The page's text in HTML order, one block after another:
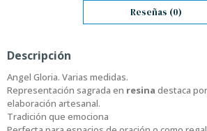
Reseñas (0)
Descripción
Angel Gloria. Varias medidas.
Representación sagrada en resina destaca
elaboración artesanal.
Tradición que emociona